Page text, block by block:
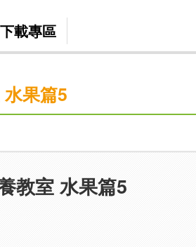
下載專區
果篇5
教室 水果篇5